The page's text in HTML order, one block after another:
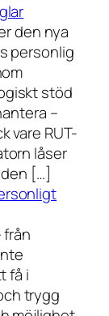
den nya
personlig
stöd
–
vare RUT-
låser
[…]
från
få i
trygg